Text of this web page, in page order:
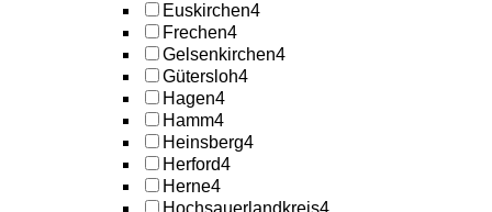
Euskirchen4
Frechen4
Gelsenkirchen4
Gütersloh4
Hagen4
Hamm4
Heinsberg4
Herford4
Herne4
Hochsauerlandkreis4